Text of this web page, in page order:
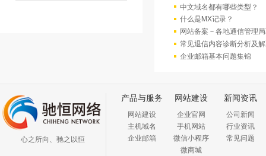
中文域名都有哪些类型？
什么是MX记录？
网站备案－各地通信管理
常见退信内容诊断分析及
企业邮箱基本问题集锦
心之所向、驰之以恒
产品与服务
网站建设
主机域名
企业邮箱
网站建设
企业官网
手机网站
微信小程序
微商城
新闻资讯
公司新闻
行业资讯
常见问题